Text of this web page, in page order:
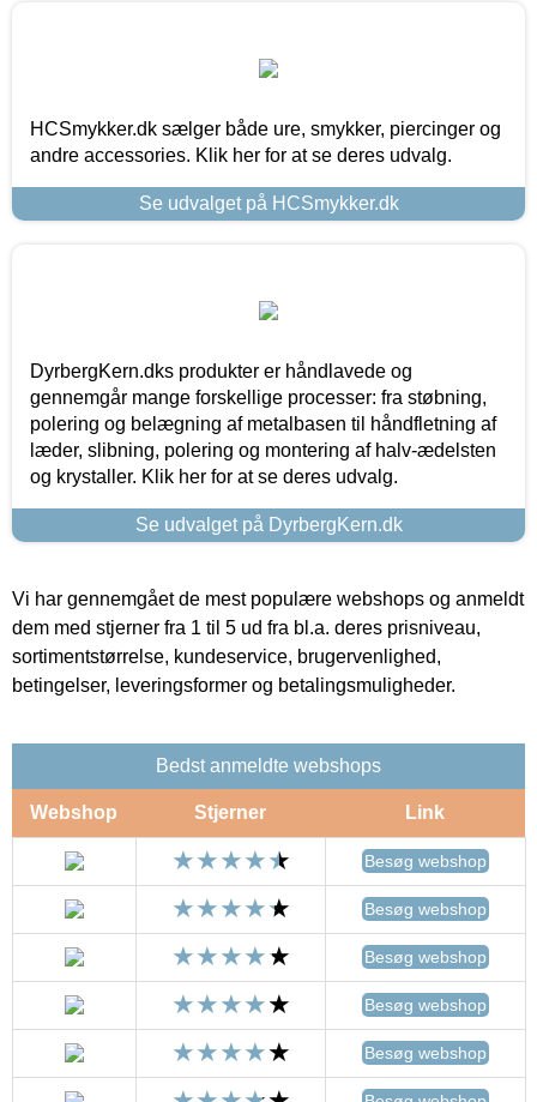
HCSmykker.dk sælger både ure, smykker, piercinger og
andre accessories. Klik her for at se deres udvalg.
Se udvalget på HCSmykker.dk
DyrbergKern.dks produkter er håndlavede og
gennemgår mange forskellige processer: fra støbning,
polering og belægning af metalbasen til håndfletning af
læder, slibning, polering og montering af halv-ædelsten
og krystaller. Klik her for at se deres udvalg.
Se udvalget på DyrbergKern.dk
Vi har gennemgået de mest populære webshops og anmeldt
dem med stjerner fra 1 til 5 ud fra bl.a. deres prisniveau,
sortimentstørrelse, kundeservice, brugervenlighed,
betingelser, leveringsformer og betalingsmuligheder.
Bedst anmeldte webshops
Webshop Stjerner Link
Besøg webshop
Besøg webshop
Besøg webshop
Besøg webshop
Besøg webshop